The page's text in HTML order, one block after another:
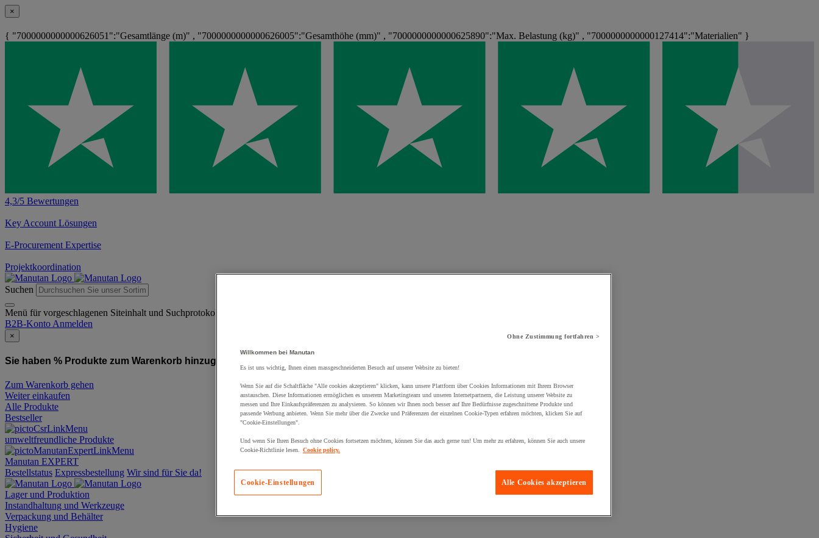
×
{ "7000000000000626051":"Gesamtlänge (m)" , "7000000000000626005":"Gesamthöhe (mm)" , "7000000000000625890":"Max. Belastung (kg)" , "7000000000000127414":"Materialien" }
4,3/5 Bewertungen
Key Account Lösungen
E-Procurement Expertise
Projektkoordination
Suchen
Menü für vorgeschlagenen Siteinhalt und Suchprotokoll
B2B-Konto Anmelden
×
Sie haben % Produkte zum Warenkorb hinzugefügt:
Zum Warenkorb gehen
Weiter einkaufen
Alle Produkte
Bestseller
umweltfreundliche Produkte
Manutan EXPERT
Bestellstatus Expressbestellung Wir sind für Sie da!
Lager und Produktion
Instandhaltung und Werkzeuge
Verpackung und Behälter
Hygiene
Ohne Zustimmung fortfahren >
Willkommen bei Manutan
Es ist uns wichtig, Ihnen einen massgeschneiderten Besuch auf unserer Website zu bieten!
Wenn Sie auf die Schaltfläche "Alle cookies akzeptieren" klicken, kann unsere Plattform über Cookies Informationen mit Ihrem Browser
austauschen. Diese Informationen ermöglichen es unserem Marketingteam und unseren Internetpartnern, die Leistung unserer Website zu
messen und Ihre Einkaufspräferenzen zu analysieren. So können wir Ihnen noch besser auf Ihre Bedürfnisse zugeschnittene Produkte und
passende Werbung anbieten. Wenn Sie mehr über die Zwecke und Präferenzen der einzelnen Cookie-Typen erfahren möchten, klicken Sie auf
"Cookie-Einstellungen".
Und wenn Sie Ihren Besuch ohne Cookies fortsetzen möchten, können Sie das auch gerne tun! Um mehr zu erfahren, können Sie auch unsere
Cookie-Richtlinie lesen.
Cookie policy.
Alle Cookies akzeptieren
Cookie-Einstellungen